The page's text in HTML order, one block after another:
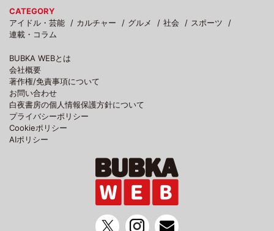
CATEGORY
アイドル・芸能
カルチャー グルメ 社会
スポーツ
連載・コラム
BUBKA WEBとは
会社概要
著作権/免責事項について
お問い合わせ
白夜書房の個人情報保護方針について
プライバシーポリシー
Cookieポリシー
AIポリシー